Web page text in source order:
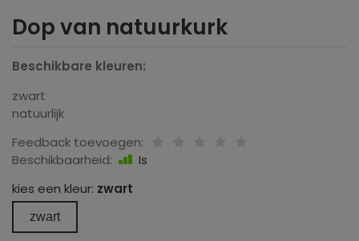
Dop van natuurkurk
Beschikbare kleuren:
zwart
natuurlijk
Feedback toevoegen:
Beschikbaarheid:
Is
kies een kleur: zwart
zwart